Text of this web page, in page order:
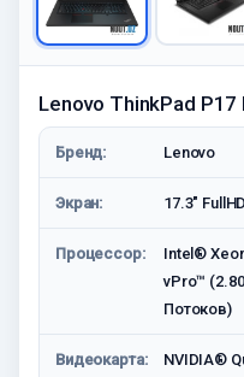
Lenovo ThinkPad
Бренд: Lenovo
Экран: 17.3"
Процессор:
Intel®
vPro™
Потоков)
Видеокарта:
NVIDIA®